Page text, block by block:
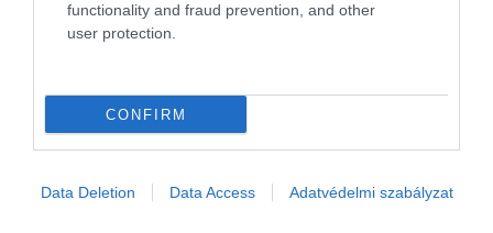
functionality and fraud prevention, and other
user protection.
CONFIRM
Data Deletion Data Access Adatvédelmi szabályzat
Így lesz kétszer annyi termésed ugyanazokról a